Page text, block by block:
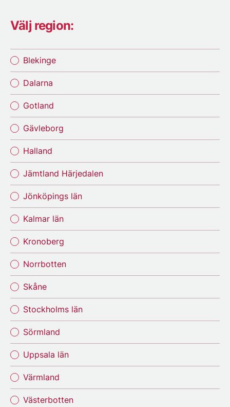
Välj region:
Blekinge
Dalarna
Gotland
Gävleborg
Halland
Jämtland Härjedalen
Jönköpings län
Kalmar län
Kronoberg
Norrbotten
Skåne
Stockholms län
Sörmland
Uppsala län
Värmland
Västerbotten